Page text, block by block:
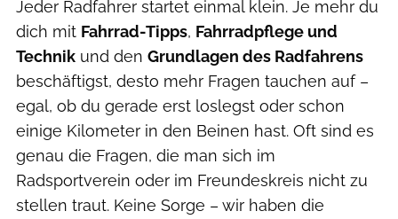
Jeder Radfahrer startet einmal klein. Je mehr du
dich mit Fahrrad-Tipps, Fahrradpflege und
Technik und den Grundlagen des Radfahrens
beschäftigst, desto mehr Fragen tauchen auf –
egal, ob du gerade erst loslegst oder schon
einige Kilometer in den Beinen hast. Oft sind es
genau die Fragen, die man sich im
Radsportverein oder im Freundeskreis nicht zu
stellen traut. Keine Sorge – wir haben die